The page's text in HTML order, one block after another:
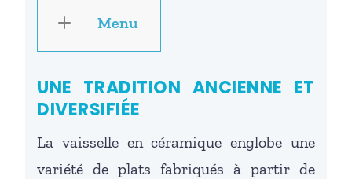
Menu
UNE TRADITION ANCIENNE ET
DIVERSIFIÉE
La vaisselle en céramique englobe une
variété de plats fabriqués à partir de